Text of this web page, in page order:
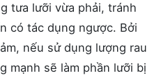
tưa lưỡi vừa phải, tránh
có tác dụng ngược. Bởi
nếu sử dụng lượng rau
mạnh sẽ làm phần lưỡi bị